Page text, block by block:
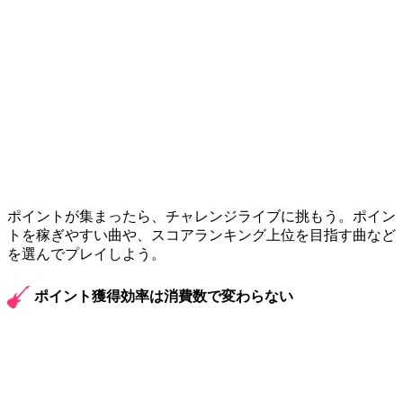
ポイントが集まったら、チャレンジライブに挑もう。ポイン
トを稼ぎやすい曲や、スコアランキング上位を目指す曲など
を選んでプレイしよう。
ポイント獲得効率は消費数で変わらない